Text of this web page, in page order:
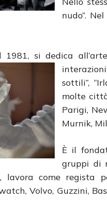
nudo”.
si dedica
interazioni
sottili”,
molte
Parigi,
Murnik,
È il
gruppi di
come regista
Volvo, Guzzini,